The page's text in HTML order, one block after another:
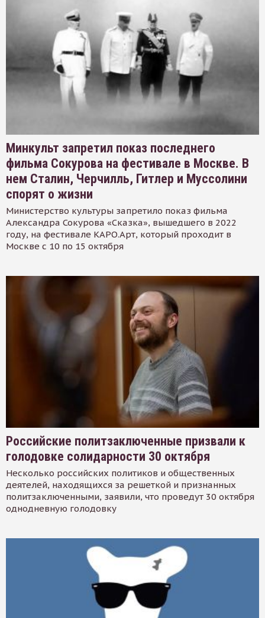
Минкульт запретил показ последнего
фильма Сокурова на фестивале в Москве. В
нем Сталин, Черчилль, Гитлер и Муссолини
спорят о жизни
Министерство культуры запретило показ фильма
Александра Сокурова «Сказка», вышедшего в 2022
году, на фестивале КАРО.Арт, который проходит в
Москве с 10 по 15 октября
Российские политзаключенные призвали к
голодовке солидарности 30 октября
Несколько российских политиков и общественных
деятелей, находящихся за решеткой и признанных
политзаключенными, заявили, что проведут 30 октября
однодневную голодовку